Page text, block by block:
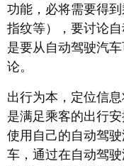
功能，必将需要得
指纹等），要讨论
是要从自动驾驶汽
论。
出行为本，定位信
是满足乘客的出行
使用自己的自动驾
车，通过在自动驾